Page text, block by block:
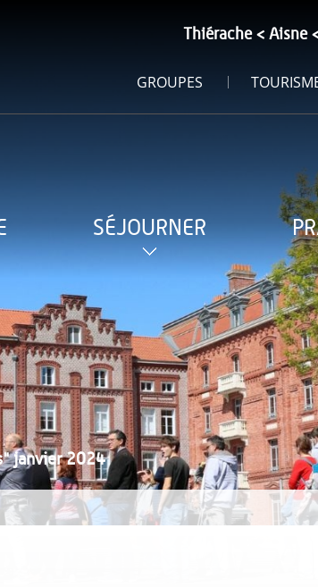
Thiérache Aisne
GROUPES
SÉJOURNER
janvier 2024